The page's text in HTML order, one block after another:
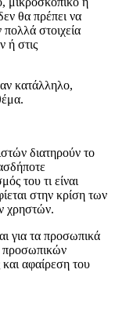
θα πρέπει να
στοιχεία
ή στις
κατάλληλο,
διατηρούν το
του τι είναι
στην κρίση των
χρηστών.
για τα προσωπικά
προσωπικών
αφαίρεση του